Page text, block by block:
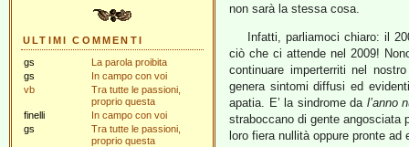
ULTIMI COMMENTI
gs
La parola proibita
gs
In campo con voi
vb
Tra tutte le passioni,
proprio questa
finelli
In campo con voi
gs
Tra tutte le passioni,
proprio questa
non sarà la stessa cosa.
Infatti, parliamoci chiaro: il
ciò che ci attende nel 2009!
continuare imperterriti nel
genera sintomi diffusi ed
apatia. E’ la sindrome da l’anno
straboccano di gente angosciata
loro fiera nullità oppure pronte